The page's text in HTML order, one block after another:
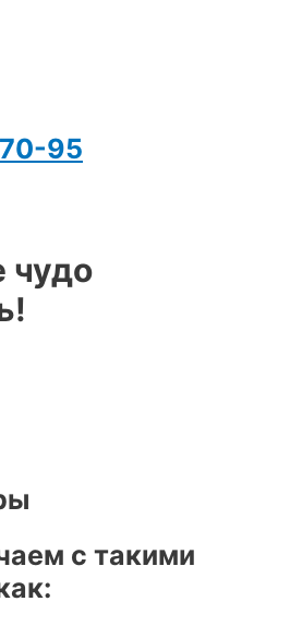
95
чудо
с такими